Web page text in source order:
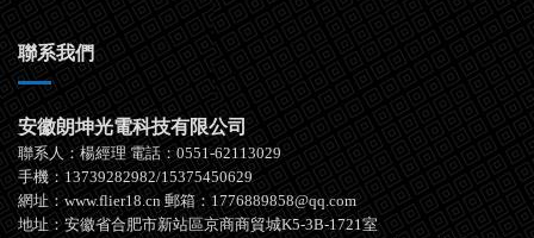
聯系我們
安徽朗坤光電科技有限公司
聯系人：楊經理 電話：0551-62113029
手機：13739282982/15375450629
網址：www.flier18.cn 郵箱：1776889858@qq.com
地址：安徽省合肥市新站區京商商貿城K5-3B-1721室